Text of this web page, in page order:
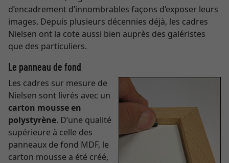
d’encadrement d’innombrables façons d’exposer leurs
images. Depuis plusieurs décennies déjà, les cadres
Nielsen ont la cote aussi bien auprès des galéristes
que des particuliers.
Le panneau de fond
Les cadres sur mesure de
Nielsen sont livrés avec un
carton mousse en
polystyrène. D’une qualité
supérieure à celle des
panneaux de fond MDF, le
carton mousse a été créé,